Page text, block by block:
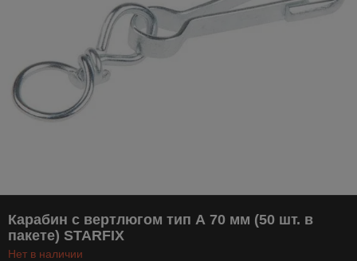
Карабин с вертлюгом тип А 70 мм (50 шт. в
пакете) STARFIX
Нет в наличии